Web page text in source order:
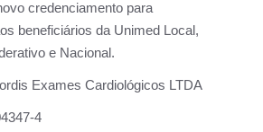
credenciamento para
beneficiários da Unimed Local,
e Nacional.
Exames Cardiológicos LTDA
4